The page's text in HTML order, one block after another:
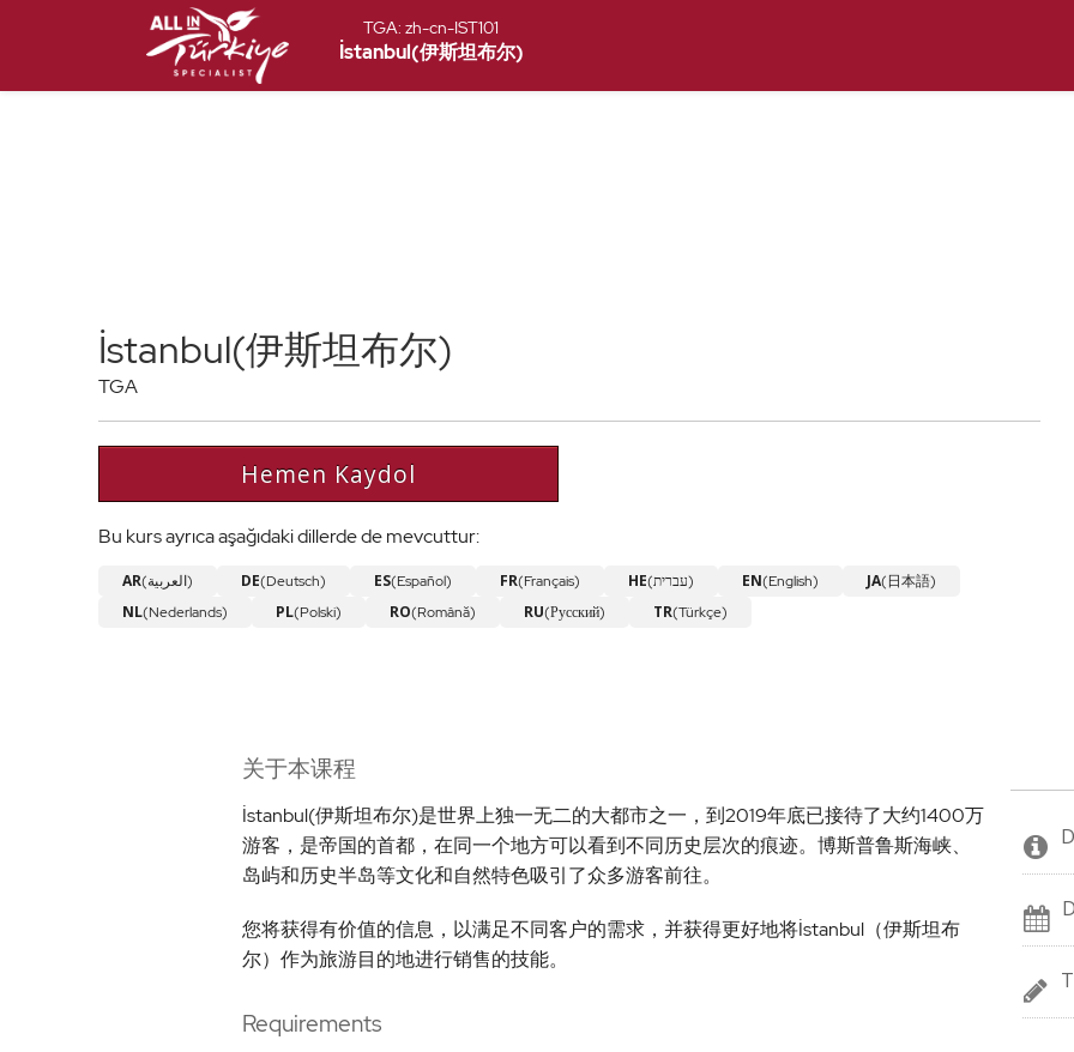
TGA: zh-cn-IST101
İstanbul(伊斯坦布尔)
İstanbul(伊斯坦布尔)
TGA
Hemen Kaydol
Bu kurs ayrıca aşağıdaki dillerde de mevcuttur:
AR (العربية) DE(Deutsch) ES(Español) FR(Français) HE (עברית) EN(English) JA(日本語)
NL(Nederlands) PL(Polski) RO(Română) RU(Русский) TR(Türkçe)
关于本课程
İstanbul(伊斯坦布尔)是世界上独一无二的大都市之一，到2019年底已接待了大约1400万
游客，是帝国的首都，在同一个地方可以看到不同历史层次的痕迹。博斯普鲁斯海峡、
岛屿和历史半岛等文化和自然特色吸引了众多游客前往。
您将获得有价值的信息，以满足不同客户的需求，并获得更好地将İstanbul（伊斯坦布
尔）作为旅游目的地进行销售的技能。
Requirements